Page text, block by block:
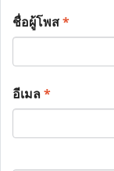
ชื่อผู้โพส*
อีเมล*